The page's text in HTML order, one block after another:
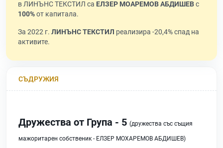
в ЛИНЪНС ТЕКСТИЛ са ЕЛЗЕР МОАРЕМОВ АБДИШЕВс
100%от капитала.
За 2022 г. ЛИНЪНС ТЕКСТИЛ реализира -20,4% спад на
активите.
СЪДРУЖИЯ
Дружества от Група - 5 (дружества със същия
мажоритарен собственик - ЕЛЗЕР МОХАРЕМОВ АБДИШЕВ)